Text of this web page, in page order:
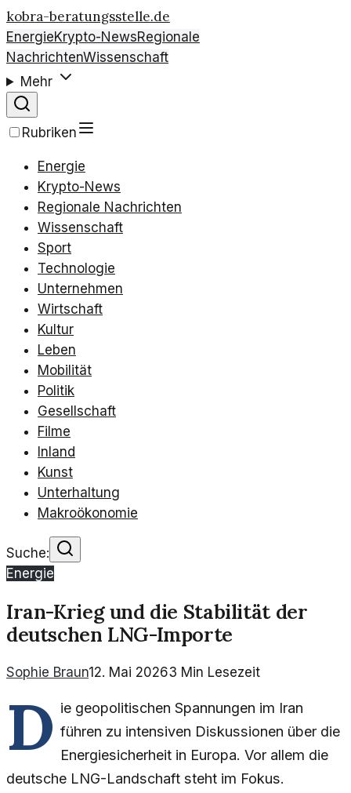
kobra-beratungsstelle.de
EnergieKrypto-NewsRegionale
NachrichtenWissenschaft
Mehr
Rubriken
Energie
Krypto-News
Regionale Nachrichten
Wissenschaft
Sport
Technologie
Unternehmen
Wirtschaft
Kultur
Leben
Mobilität
Politik
Gesellschaft
Filme
Inland
Kunst
Unterhaltung
Makroökonomie
Suche:
Energie
Iran-Krieg und die Stabilität der
deutschen LNG-Importe
Sophie Braun12. Mai 20263 Min Lesezeit
D ie geopolitischen Spannungen im Iran
führen zu intensiven Diskussionen über die
Energiesicherheit in Europa. Vor allem die
deutsche LNG-Landschaft steht im Fokus.